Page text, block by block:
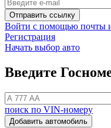
Отправить ссылку
Войти с помощью почты
Регистрация
Начать выбор авто
Введите
поиск по VIN-номеру
Добавить автомобиль